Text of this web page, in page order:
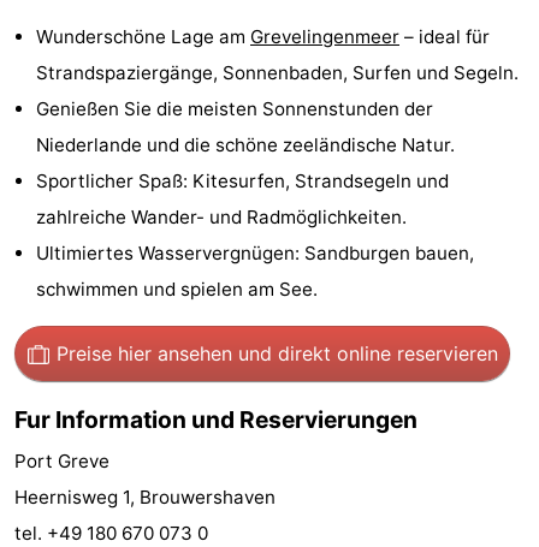
Haamstede
Haert
Wijde
Village
Zeeuwse
-
Hof
Haamstede
Hotels
Zimmer
Frühstück)
Strand
Sehen
Wunderschöne Lage am Grevelingenmeer – ideal für
Strandspaziergänge, Sonnenbaden, Surfen und Segeln.
Genießen Sie die meisten Sonnenstunden der
Niederlande und die schöne zeeländische Natur.
Sportlicher Spaß: Kitesurfen, Strandsegeln und
zahlreiche Wander- und Radmöglichkeiten.
Ultimiertes Wasservergnügen: Sandburgen bauen,
schwimmen und spielen am See.
Preise hier ansehen und direkt online reservieren
Fur Information und Reservierungen
Port Greve
Heernisweg 1, Brouwershaven
tel. +49 180 670 073 0